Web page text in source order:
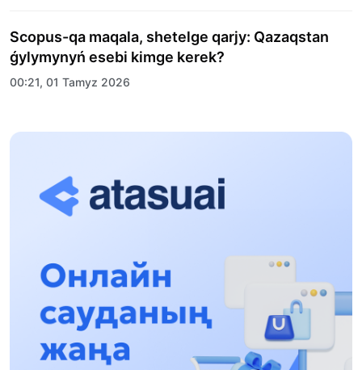
Scopus-qa maqala, shetelge qarjy: Qazaqstan
ǵylymynyń esebi kimge kerek?
00:21, 01 Tamyz 2026
«Zań kerýeni» jobasy: Abaı oblysynda quqyqtyq
17:31, 31 Shilde 2026
13:13, 30 Shilde 2026
Asqat Asylbekov: Kúshti bılikke kúshti tulǵalar
kerek!